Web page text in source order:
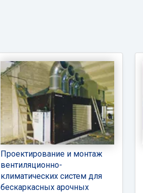
Проектирование и монтаж
вентиляционно-
климатических систем для
бескаркасных арочных